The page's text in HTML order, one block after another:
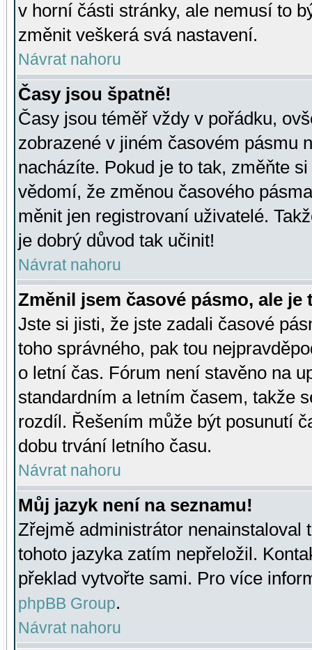
v horní části stránky, ale nemusí to
změnit veškerá svá nastavení.
Návrat nahoru
Časy jsou špatně!
Časy jsou téměř vždy v pořádku,
zobrazené v jiném časovém pásmu
nacházíte. Pokud je to tak, změňte
vědomí, že změnou časového
měnit jen registrovaní uživatelé.
je dobrý důvod tak učinit!
Návrat nahoru
Změnil jsem časové pásmo, ale je
Jste si jisti, že jste zadali časové
toho správného, pak tou
o letní čas. Fórum není stavěno na
standardním a letním časem, takže
rozdíl. Řešením může být posunutí
dobu trvání letního času.
Návrat nahoru
Můj jazyk není na seznamu!
Zřejmě administrátor nenainstaloval
tohoto jazyka zatím nepřeložil.
překlad vytvořte sami. Pro více
phpBB Group.
Návrat nahoru